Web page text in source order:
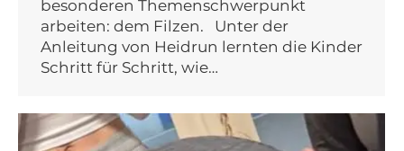
besonderen Themenschwerpunkt
arbeiten: dem Filzen. Unter der
Anleitung von Heidrun lernten die Kinder
Schritt für Schritt, wie…